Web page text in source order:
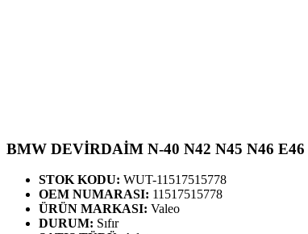
BMW DEVİRDAİM N-40 N42 N45 N46 E46
STOK KODU: WUT-11517515778
OEM NUMARASI: 11517515778
ÜRÜN MARKASI: Valeo
DURUM: Sıfır